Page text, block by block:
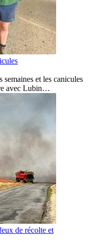
semaines et les canicules
avec Lubin…
de récolte et